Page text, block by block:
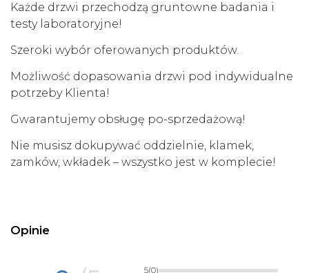
Każde drzwi przechodzą gruntowne badania i
testy laboratoryjne!
Szeroki wybór oferowanych produktów.
Możliwość dopasowania drzwi pod indywidualne
potrzeby Klienta!
Gwarantujemy obsługę po-sprzedażową!
Nie musisz dokupywać oddzielnie, klamek,
zamków, wkładek – wszystko jest w komplecie!
Opinie
5(0)